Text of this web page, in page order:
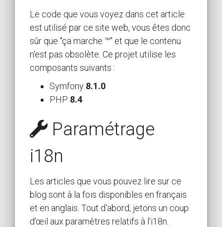
Le code que vous voyez dans cet article
est utilisé par ce site web, vous êtes donc
sûr que "ça marche ™" et que le contenu
n'est pas obsolète. Ce projet utilise les
composants suivants :
Symfony 8.1.0
PHP 8.4
Paramétrage
i18n
Les articles que vous pouvez lire sur ce
blog sont à la fois disponibles en français
et en anglais. Tout d'abord, jetons un coup
d'œil aux paramètres relatifs à l'i18n.